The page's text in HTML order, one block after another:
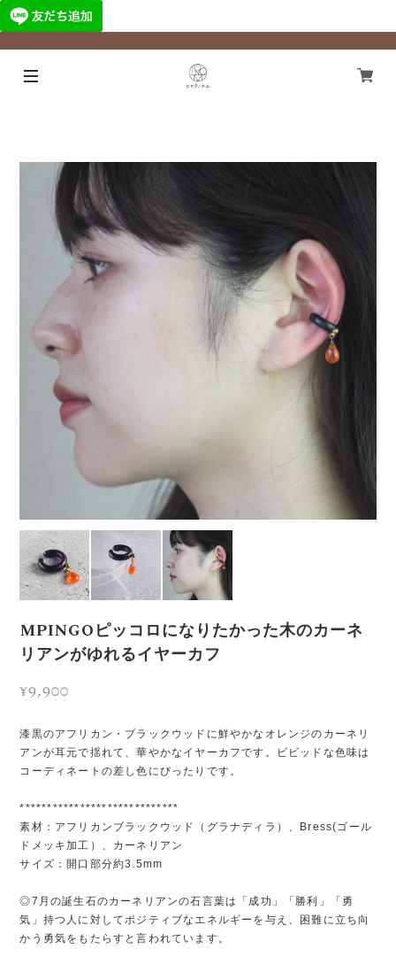
MPINGOピッコロになりたかった木のカーネ
リアンがゆれるイヤーカフ
¥9,900
漆黒のアフリカン・ブラックウッドに鮮やかなオレンジのカーネリ
アンが耳元で揺れて、華やかなイヤーカフです。ビビッドな色味は
コーディネートの差し色にぴったりです。
*****************************
素材：アフリカンブラックウッド（グラナディラ）、Bress(ゴール
ドメッキ加工）、カーネリアン
サイズ：開口部分約3.5mm
◎7月の誕生石のカーネリアンの石言葉は「成功」「勝利」「勇
気」持つ人に対してポジティブなエネルギーを与え、困難に立ち向
かう勇気をもたらすと言われています。